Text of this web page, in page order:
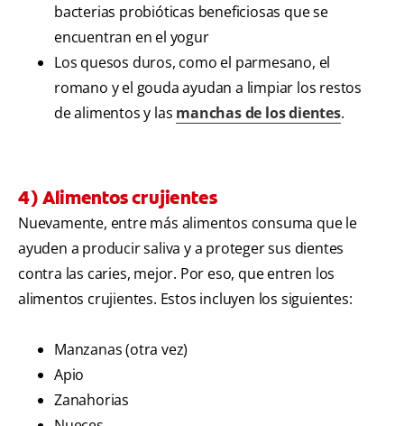
bacterias probióticas beneficiosas que se
encuentran en el yogur
Los quesos duros, como el parmesano, el
romano y el gouda ayudan a limpiar los restos
de alimentos y las manchas de los dientes.
4) Alimentos crujientes
Nuevamente, entre más alimentos consuma que le
ayuden a producir saliva y a proteger sus dientes
contra las caries, mejor. Por eso, que entren los
alimentos crujientes. Estos incluyen los siguientes:
Manzanas (otra vez)
Apio
Zanahorias